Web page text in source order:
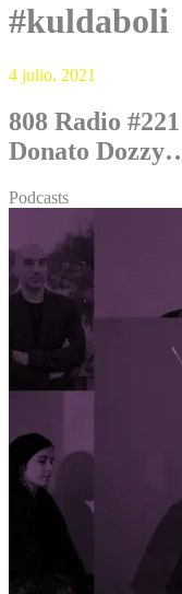
#kuldaboli
4 julio, 2021
808 Radio
Donato
Podcasts